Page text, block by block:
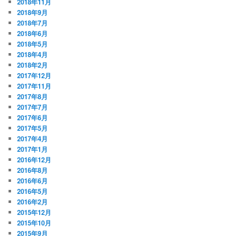
2018年11月
2018年9月
2018年7月
2018年6月
2018年5月
2018年4月
2018年2月
2017年12月
2017年11月
2017年8月
2017年7月
2017年6月
2017年5月
2017年4月
2017年1月
2016年12月
2016年8月
2016年6月
2016年5月
2016年2月
2015年12月
2015年10月
2015年9月